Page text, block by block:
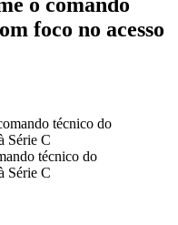
foco no acesso
técnico do
Série C